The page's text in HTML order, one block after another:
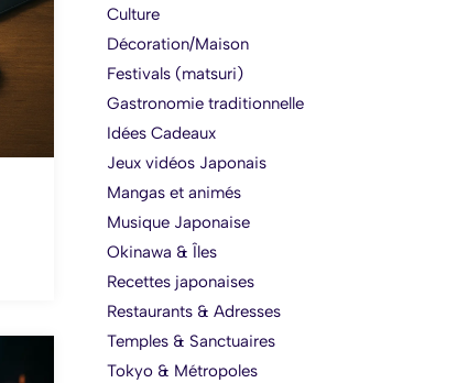
Culture
Décoration/Maison
Festivals (matsuri)
Gastronomie traditionnelle
Idées Cadeaux
Jeux vidéos Japonais
Mangas et animés
Musique Japonaise
Okinawa & Îles
Recettes japonaises
Restaurants & Adresses
Temples & Sanctuaires
Tokyo & Métropoles